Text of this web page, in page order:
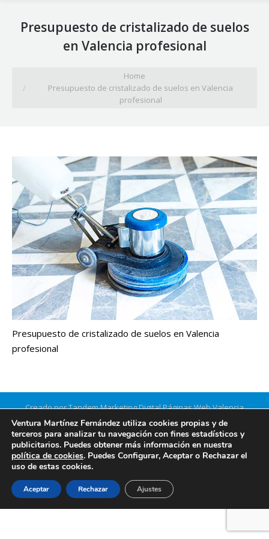
Presupuesto de cristalizado de suelos
en Valencia profesional
Home
Presupuesto de cristalizado de suelos en Valencia
profesional
Presupuesto de cristalizado de suelos en Valencia
profesional
Creado por Tandem Marketing DigitalPáginas Web Valencia
Información legal
Ventura Martínez Fernández utiliza cookies propias y de
terceros para analizar tu navegación con fines estadísticos y
publicitarios. Puedes obtener más información en nuestra
política de cookies. Puedes Configurar, Aceptar o Rechazar el
uso de estas cookies.
Aceptar Rechazar Ajustes